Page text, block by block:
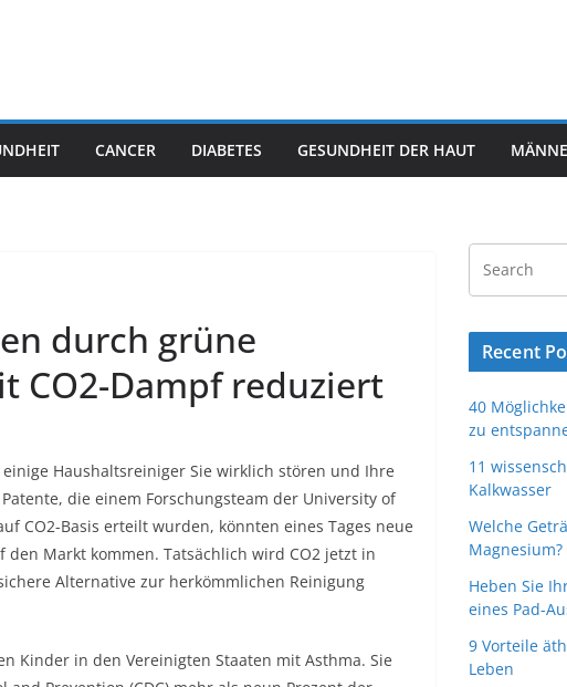
CANCER DIABETES GESUNDHEIT DER HAUT
durch grüne
CO2-Dampf reduziert
Haushaltsreiniger Sie wirklich stören und Ihre
die einem Forschungsteam der University of
CO2-Basis erteilt wurden, könnten eines Tages neue
Markt kommen. Tatsächlich wird CO2 jetzt in
Alternative zur herkömmlichen Reinigung
Kinder in den Vereinigten Staaten mit Asthma. Sie
Recent
40
zu
11
Kalkwasser
Welche
Magnesium?
Heben Sie
eines Pad-
9 Vorteile
Leben